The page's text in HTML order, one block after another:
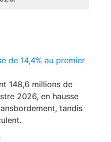
de 14,4% au premier
148,6 millions de
2026, en hausse
tandis